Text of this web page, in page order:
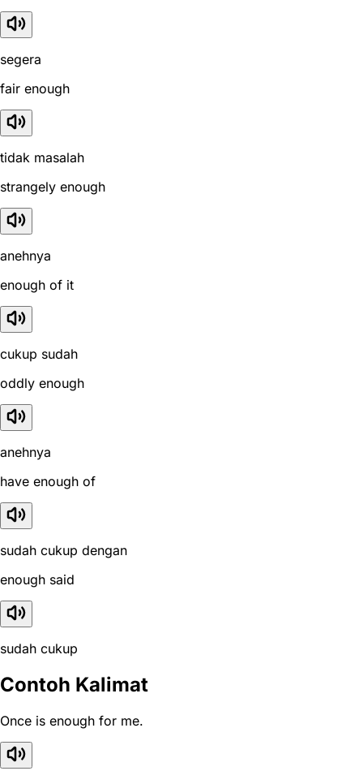
segera
fair enough
tidak masalah
strangely enough
anehnya
enough of it
cukup sudah
oddly enough
anehnya
have enough of
sudah cukup dengan
enough said
sudah cukup
Contoh Kalimat
Once is enough for me.